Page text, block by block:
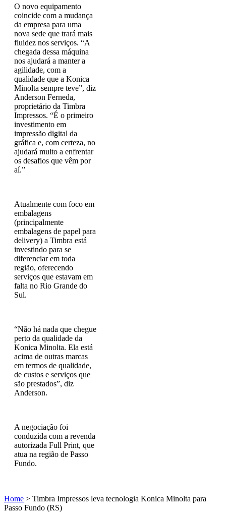
O novo equipamento
coincide com a mudança
da empresa para uma
nova sede que trará mais
fluidez nos serviços. “A
chegada dessa máquina
nos ajudará a manter a
agilidade, com a
qualidade que a Konica
Minolta sempre teve”, diz
Anderson Ferneda,
proprietário da Timbra
Impressos. “É o primeiro
investimento em
impressão digital da
gráfica e, com certeza, no
ajudará muito a enfrentar
os desafios que vêm por
aí.”
Atualmente com foco em
embalagens
(principalmente
embalagens de papel para
delivery) a Timbra está
investindo para se
diferenciar em toda
região, oferecendo
serviços que estavam em
falta no Rio Grande do
Sul.
“Não há nada que chegue
perto da qualidade da
Konica Minolta. Ela está
acima de outras marcas
em termos de qualidade,
de custos e serviços que
são prestados”, diz
Anderson.
A negociação foi
conduzida com a revenda
autorizada Full Print, que
atua na região de Passo
Fundo.
Home > Timbra Impressos leva tecnologia Konica Minolta para
Passo Fundo (RS)